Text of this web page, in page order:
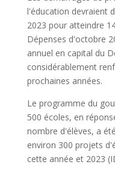
l'éducation devraient
2023 pour atteindre
Dépenses d'octobre
annuel en capital du
considérablement
prochaines années.
Le programme du
500 écoles, en
nombre d'élèves, a
environ 300 projets
cette année et 2023